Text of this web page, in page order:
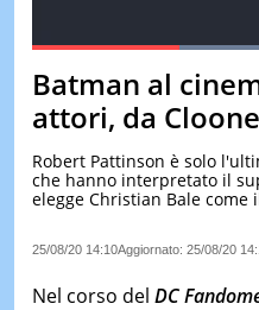
Pause Unmute
Batman al
attori, da
Robert Pattinson è solo
che hanno interpretato il
elegge Christian Bale come
25/08/20 14:10Aggiornato: 25/08/20
Nel corso del DC